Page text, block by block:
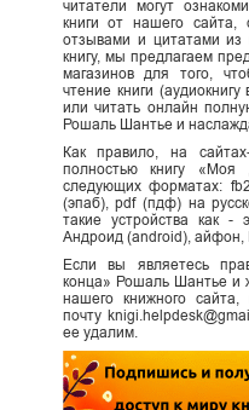
читатели могут
книги от нашего сайта,
отзывами и цитатами из
книгу, мы предлагаем
магазинов для того,
чтение книги
или читать онлайн
Рошаль Шантье и
Как правило, на
полностью книгу
следующих форматах:
(эпаб), pdf (пдф) на
такие устройства как -
Андроид (android), айфон,
Если вы являетесь
конца» Рошаль Шантье и
нашего книжного
почту
ее удалим.